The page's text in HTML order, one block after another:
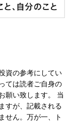
資の参考にしてい
ては読者ご自身の
願い致します。 当
すが、記載される
せん。万が一、ト